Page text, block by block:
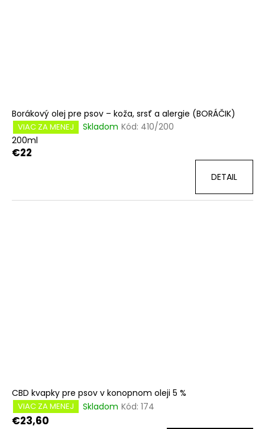
Borákový olej pre psov – koža, srsť a alergie (BORÁČIK)
VIAC ZA MENEJ Skladom Kód: 410/200
200ml
€22
DETAIL
CBD kvapky pre psov v konopnom oleji 5 %
VIAC ZA MENEJ Skladom Kód: 174
€23,60